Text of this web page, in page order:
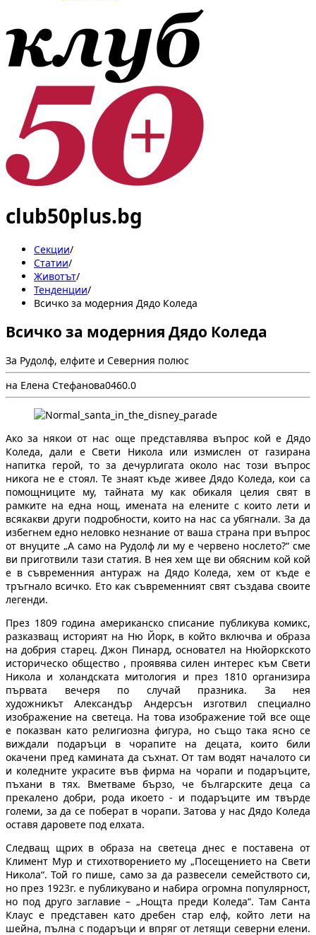
club50plus.bg
Секции/
Статии/
Животът/
Тенденции/
Всичко за модерния Дядо Коледа
Всичко за модерния Дядо Коледа
За Рудолф, елфите и Северния полюс
на Елена Стефанова0460.0
Ако за някои от нас още представлява въпрос кой е Дядо
Коледа, дали е Свети Никола или измислен от газирана
напитка герой, то за дечурлигата около нас този въпрос
никога не е стоял. Те знаят къде живее Дядо Коледа, кои са
помощниците му, тайната му как обикаля целия свят в
рамките на една нощ, имената на елените с които лети и
всякакви други подробности, които на нас са убягнали. За да
избегнем едно неловко незнание от ваша страна при въпрос
от внуците „А само на Рудолф ли му е червено нослето?“ сме
ви приготвили тази статия. В нея хем ще ви обясним кой кой
е в съвременния антураж на Дядо Коледа, хем от къде е
тръгнало всичко. Ето как съвременният свят създава своите
легенди.
През 1809 година американско списание публикува комикс,
разказващ историят на Ню Йорк, в който включва и образа
на добрия старец. Джон Пинард, основател на Нюйоркското
историческо общество , проявява силен интерес към Свети
Никола и холандската митология и през 1810 организира
първата вечеря по случай празника. За нея
художникът Александър Андерсън изготвил специално
изображение на светеца. На това изображение той все още
е показван като религиозна фигура, но също така ясно се
виждали подаръци в чорапите на децата, които били
окачени пред камината да съхнат. От там водят началото си
и коледните украсите във фирма на чорапи и подаръците,
пъхани в тях. Вметваме бързо, че българските деца са
прекалено добри, рода икоето - и подаръците им твърде
големи, за да се поберат в чорапи. Затова у нас Дядо Коледа
оставя даровете под елхата.
Следващ щрих в образа на светеца днес е поставена от
Климент Мур и стихотворението му „Посещението на Свети
Никола“. Той го пише, само за да развесели семейството си,
но през 1923г. е публикувано и набира огромна популярност,
но под друго заглавие – „Нощта преди Коледа“. Там Санта
Клаус е представен като дребен стар елф, който лети на
шейна, пълна с подаръци и впряг от летящи северни елени.